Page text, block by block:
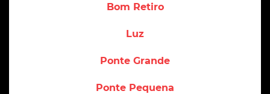
Bom Retiro
Luz
Ponte Grande
Ponte Pequena